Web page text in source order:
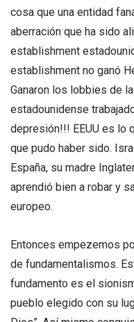
cosa que una entidad
aberración que ha sido
establishment
establishment no ganó
Ganaron los lobbies de
estadounidense
depresión!!! EEUU es lo
que pudo haber sido.
España, su madre
aprendió bien a robar y
europeo.
Entonces empezemos
de fundamentalismos.
fundamento es el
pueblo elegido con su